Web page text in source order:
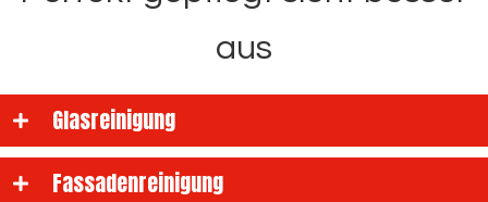
aus
Glasreinigung
Fassadenreinigung